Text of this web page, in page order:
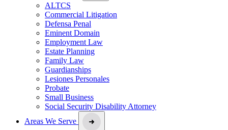
ALTCS
Commercial Litigation
Defensa Penal
Eminent Domain
Employment Law
Estate Planning
Family Law
Guardianships
Lesiones Personales
Probate
Small Business
Social Security Disability Attorney
Areas We Serve